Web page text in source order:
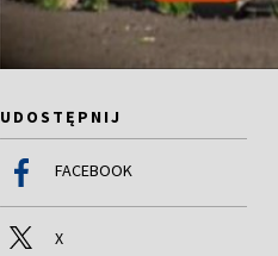
UDOSTĘPNIJ
FACEBOOK
X